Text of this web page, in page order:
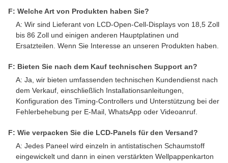
F: Welche Art von Produkten haben Sie?
A: Wir sind Lieferant von LCD-Open-Cell-Displays von 18,5 Zoll
bis 86 Zoll und einigen anderen Hauptplatinen und
Ersatzteilen. Wenn Sie Interesse an unseren Produkten haben.
F: Bieten Sie nach dem Kauf technischen Support an?
A: Ja, wir bieten umfassenden technischen Kundendienst nach
dem Verkauf, einschließlich Installationsanleitungen,
Konfiguration des Timing-Controllers und Unterstützung bei der
Fehlerbehebung per E-Mail, WhatsApp oder Videoanruf.
F: Wie verpacken Sie die LCD-Panels für den Versand?
A: Jedes Paneel wird einzeln in antistatischen Schaumstoff
eingewickelt und dann in einen verstärkten Wellpappenkarton